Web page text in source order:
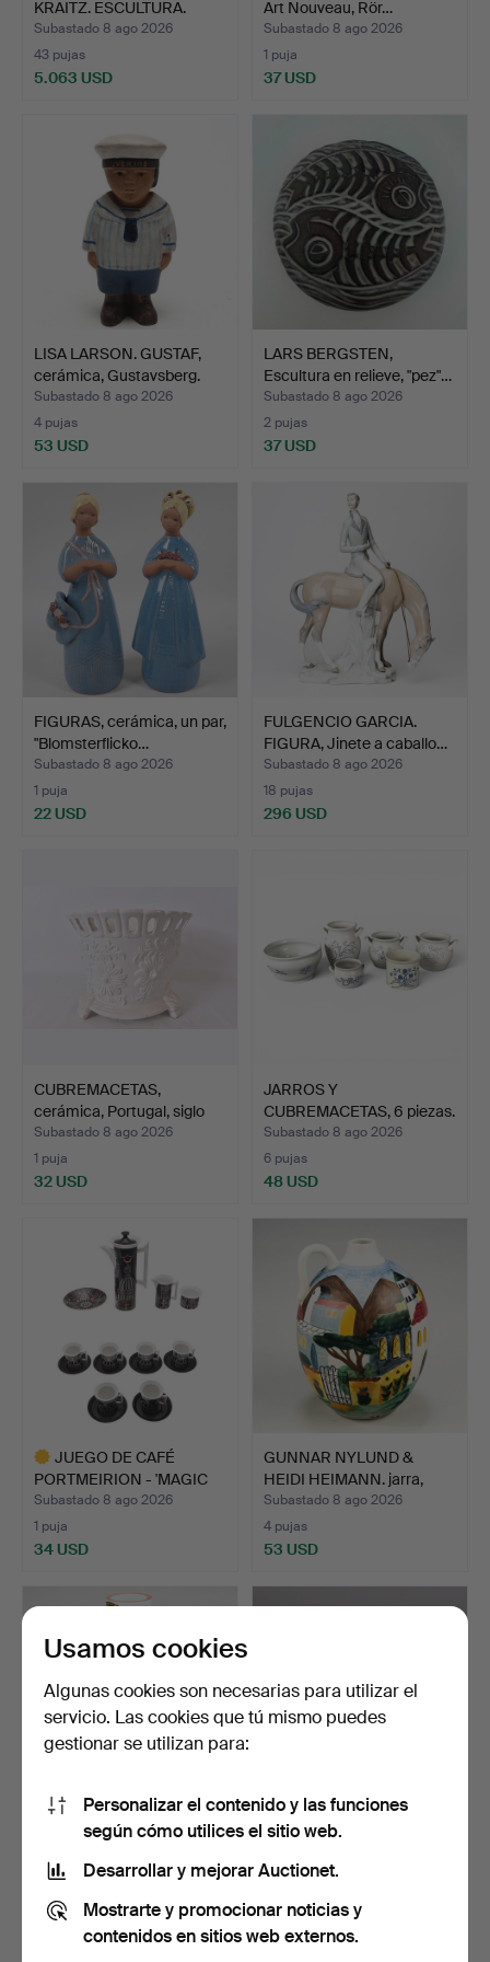
KRAITZ. ESCULTURA.
Cerámica …
Subastado 8 ago 2026
43 pujas
5.063 USD
Art Nouveau, Rör…
Subastado 8 ago 2026
1 puja
37 USD
LISA LARSON. GUSTAF,
cerámica, Gustavsberg.
Subastado 8 ago 2026
4 pujas
53 USD
LARS BERGSTEN,
Escultura en relieve, "pez"…
Subastado 8 ago 2026
2 pujas
37 USD
FIGURAS, cerámica, un par,
"Blomsterflicko…
Subastado 8 ago 2026
1 puja
22 USD
FULGENCIO GARCIA.
FIGURA, Jinete a caballo…
Subastado 8 ago 2026
18 pujas
296 USD
CUBREMACETAS,
cerámica, Portugal, siglo
XX.
Subastado 8 ago 2026
1 puja
32 USD
JARROS Y
CUBREMACETAS, 6 piezas.
Gres, Ara…
Subastado 8 ago 2026
6 pujas
48 USD
JUEGO DE CAFÉ
PORTMEIRION - 'MAGIC
CITY'.
Subastado 8 ago 2026
1 puja
34 USD
seleccionado
GUNNAR NYLUND &
HEIDI HEIMANN. jarra,
Rörs…
Subastado 8 ago 2026
4 pujas
53 USD
STIG LINDBERG. Jarrón,
"Karneval", Studioh…
Subastado 8 ago 2026
218 USD
VICENTE MARTINEZ.
Wom…
Subastado 8 ago 2026
64 USD
Usamos cookies
Algunas cookies son necesarias para utilizar el
servicio. Las cookies que tú mismo puedes
gestionar se utilizan para:
Personalizar el contenido y las funciones
según cómo utilices el sitio web.
Desarrollar y mejorar Auctionet.
Mostrarte y promocionar noticias y
contenidos en sitios web externos.